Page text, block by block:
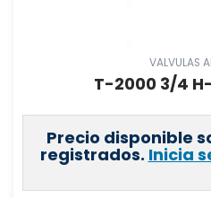
VALVULAS
T-2000 3/4 H-
Precio disponible
registrados. Inicia